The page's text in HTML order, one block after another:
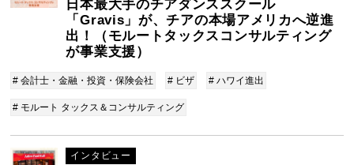
日本最大手のチアダンススクール
「Gravis」が、チアの本場アメリカへ逆進
出！（モルートタックスコンサルティング
が事業支援）
# 会計士・金融・投資・保険会社 # ビザ # ハワイ進出
# モルート タックス＆コンサルティング
インタビュー